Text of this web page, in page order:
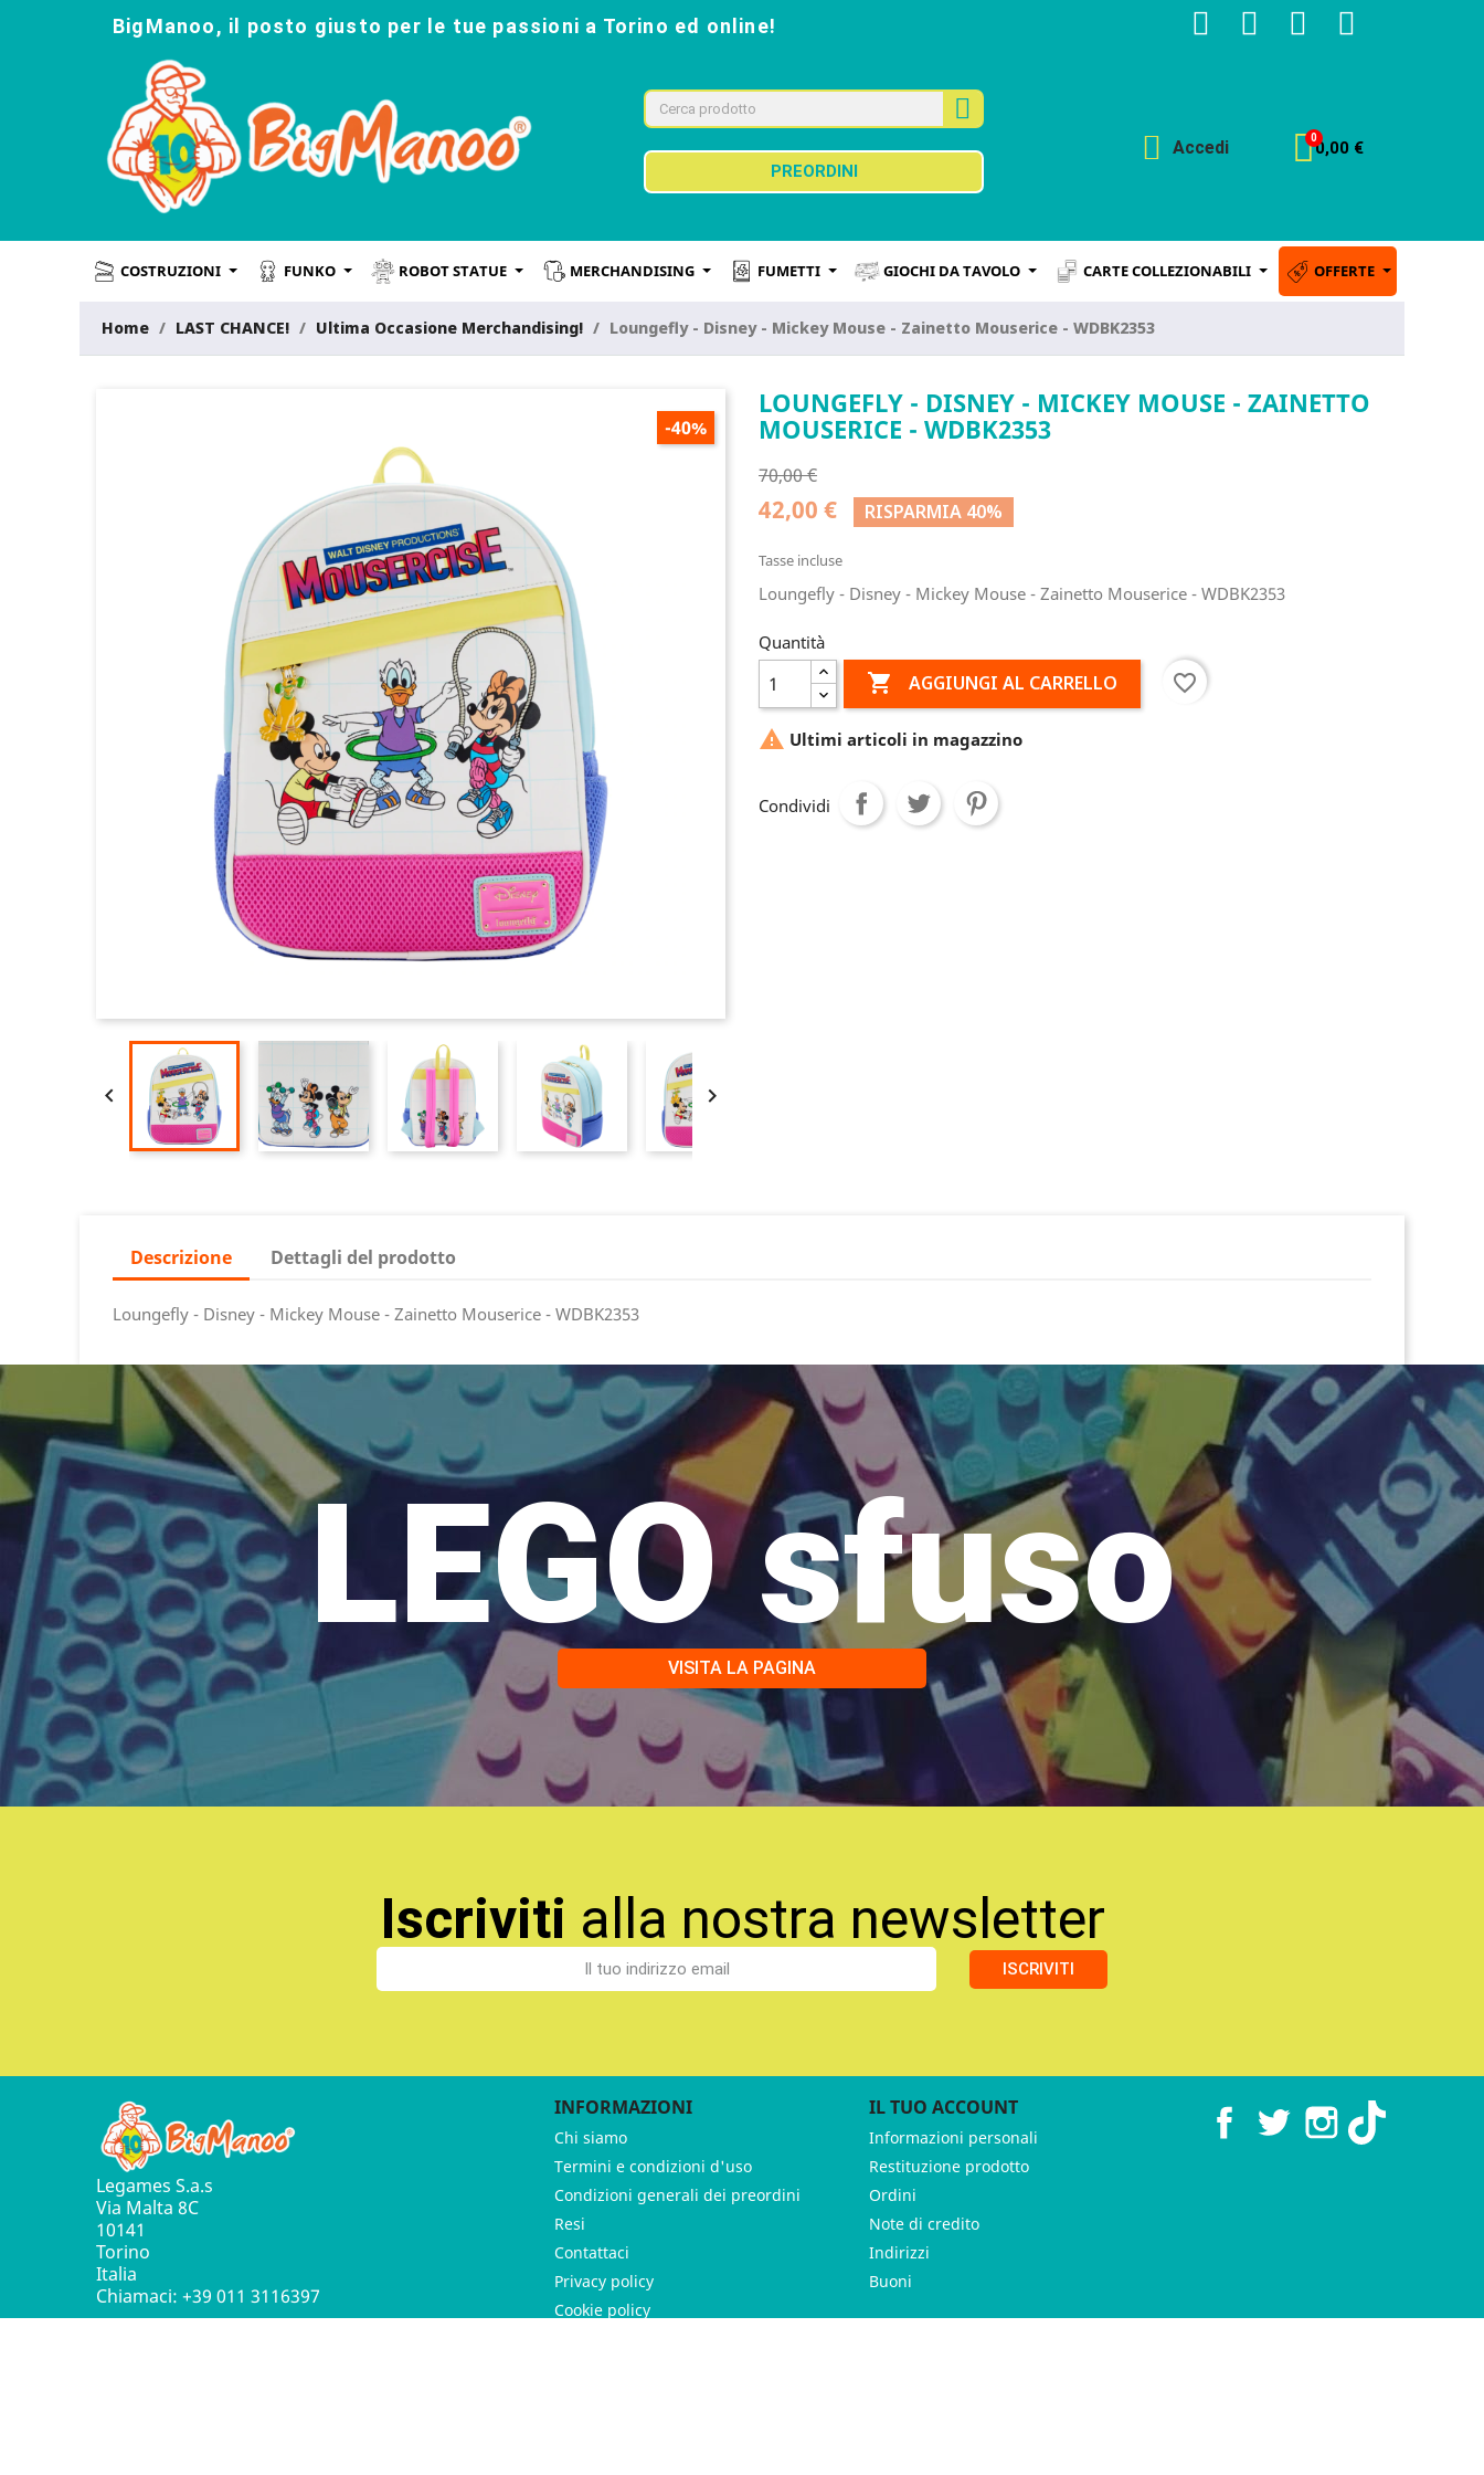
BigManoo, il posto giusto per le tue passioni a Torino ed online!
PREORDINI
Accedi 0,00 €
COSTRUZIONI FUNKO ROBOT STATUE MERCHANDISING FUMETTI GIOCHI DA TAVOLO CARTE COLLEZIONABILI OFFERTE
Home LAST CHANCE! Ultima Occasione Merchandising! Loungefly - Disney - Mickey Mouse - Zainetto Mouserice - WDBK2353
-40%
 
LOUNGEFLY - DISNEY - MICKEY MOUSE - ZAINETTO
MOUSERICE - WDBK2353
70,00 €
42,00 € RISPARMIA 40%
Tasse incluse
Loungefly - Disney - Mickey Mouse - Zainetto Mouserice - WDBK2353
Quantità
 AGGIUNGI AL CARRELLO favorite_border
 Ultimi articoli in magazzino
Condividi
Descrizione Dettagli del prodotto
Loungefly - Disney - Mickey Mouse - Zainetto Mouserice - WDBK2353
LEGO sfuso
VISITA LA PAGINA
Iscriviti alla nostra newsletter
ISCRIVITI
Legames S.a.s
Via Malta 8C
10141
Torino
Italia
Chiamaci: +39 011 3116397
INFORMAZIONI
Chi siamo
Termini e condizioni d'uso
Condizioni generali dei preordini
Resi
Contattaci
Privacy policy
Cookie policy
IL TUO ACCOUNT
Informazioni personali
Restituzione prodotto
Ordini
Note di credito
Indirizzi
Buoni
FacebookTwitter Instagram